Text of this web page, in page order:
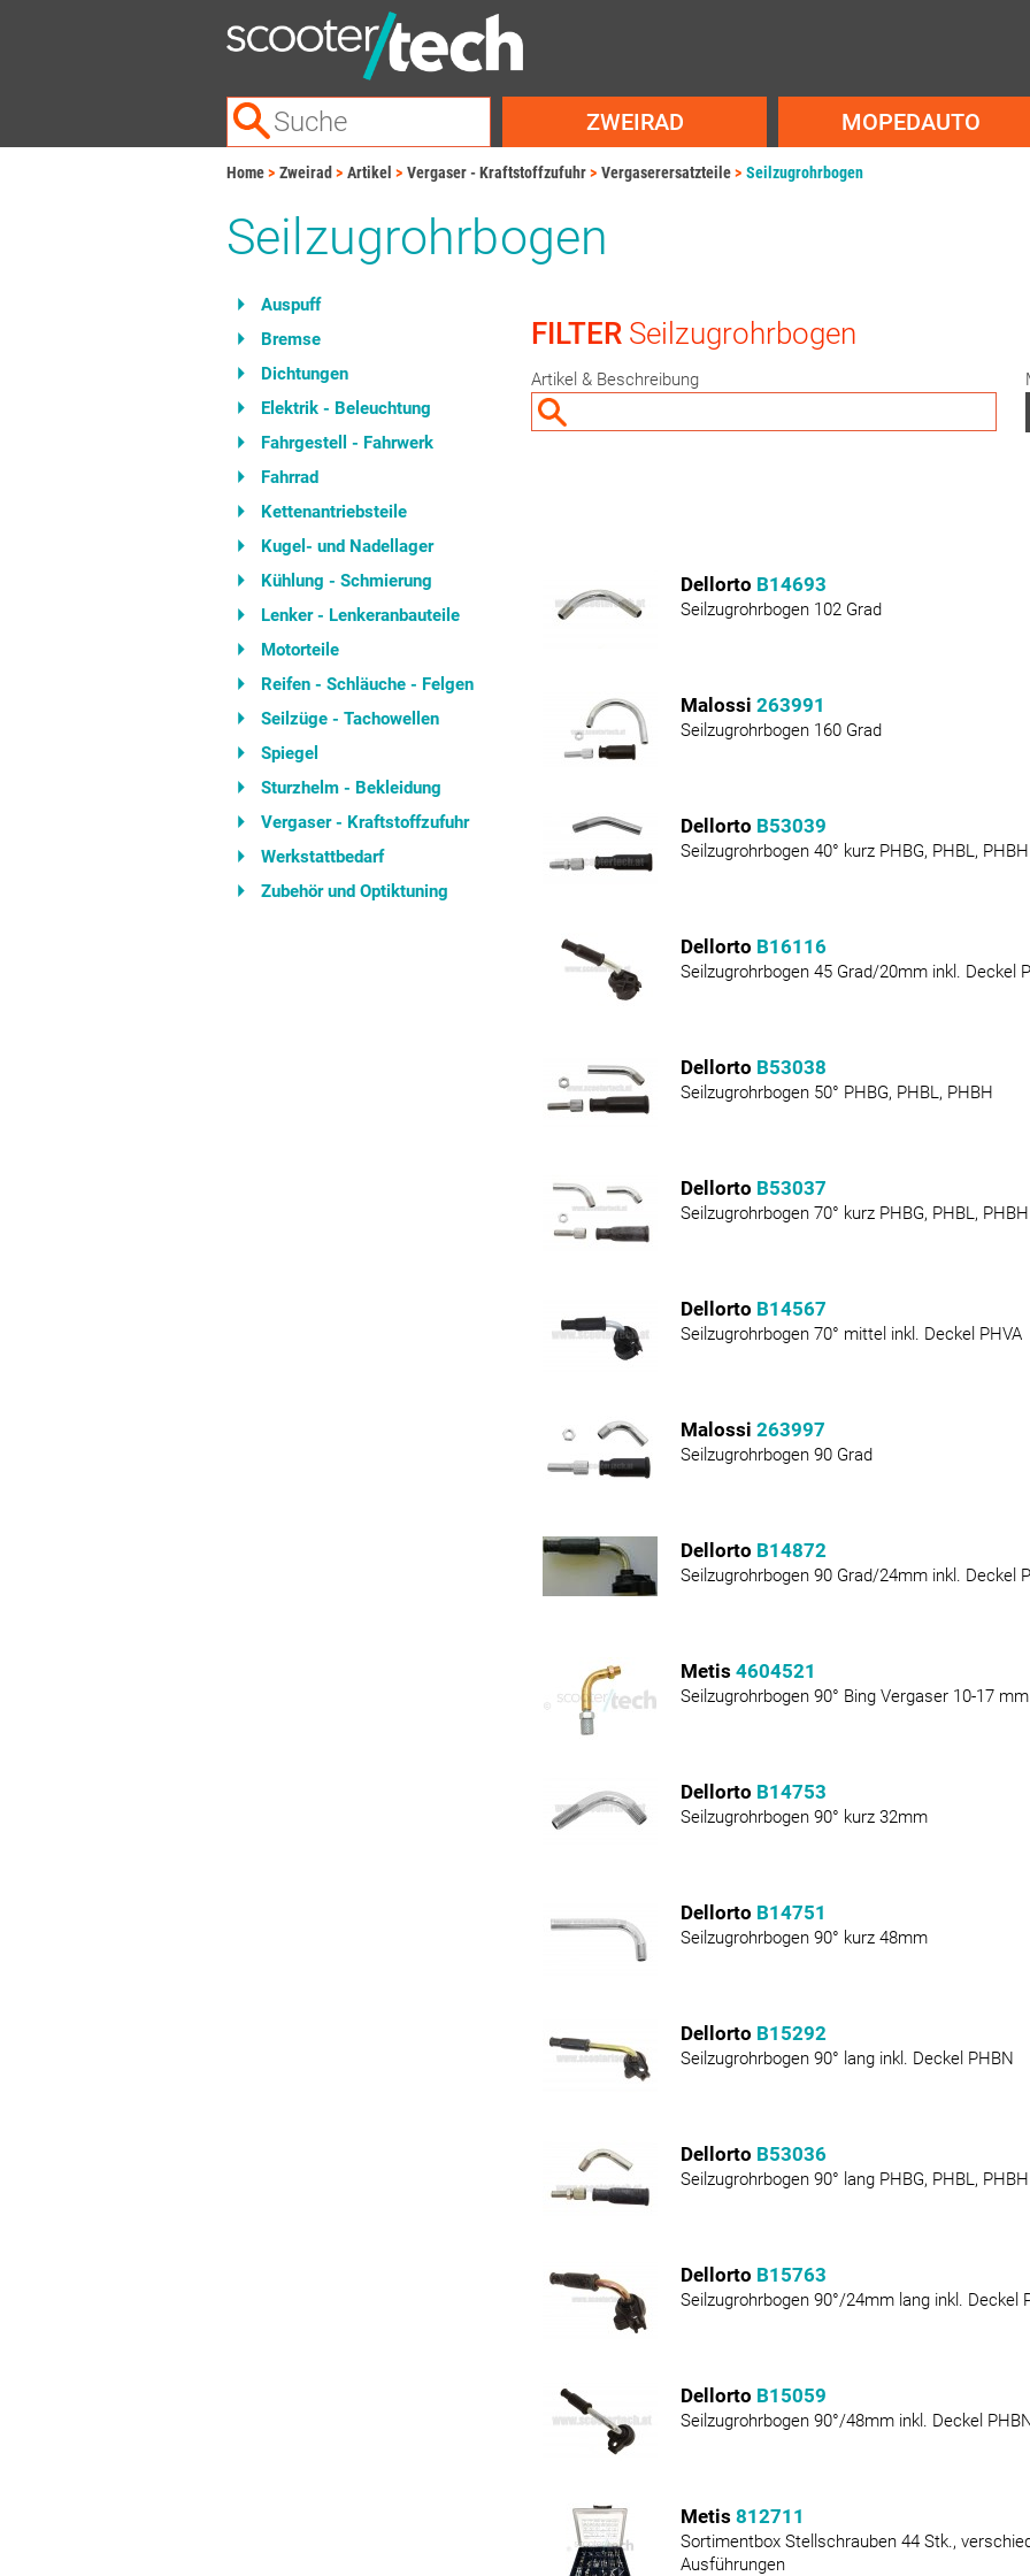
ZWEIRAD MOPEDAUTO
Home Zweirad Artikel Vergaser - Kraftstoffzufuhr Vergaserersatzteile Seilzugrohrbogen
Seilzugrohrbogen
Auspuff
Bremse
Dichtungen
Elektrik - Beleuchtung
Fahrgestell - Fahrwerk
Fahrrad
Kettenantriebsteile
Kugel- und Nadellager
Kühlung - Schmierung
Lenker - Lenkeranbauteile
Motorteile
Reifen - Schläuche - Felgen
Seilzüge - Tachowellen
Spiegel
Sturzhelm - Bekleidung
Vergaser - Kraftstoffzufuhr
Werkstattbedarf
Zubehör und Optiktuning
FILTER Seilzugrohrbogen
Artikel & Beschreibung
Dellorto B14693
Seilzugrohrbogen 102 Grad
Malossi 263991
Seilzugrohrbogen 160 Grad
Dellorto B53039
Seilzugrohrbogen 40° kurz PHBG, PHBL, PHBH
Dellorto B16116
Seilzugrohrbogen 45 Grad/20mm inkl. Deckel
Dellorto B53038
Seilzugrohrbogen 50° PHBG, PHBL, PHBH
Dellorto B53037
Seilzugrohrbogen 70° kurz PHBG, PHBL, PHBH
Dellorto B14567
Seilzugrohrbogen 70° mittel inkl. Deckel PHVA
Malossi 263997
Seilzugrohrbogen 90 Grad
Dellorto B14872
Seilzugrohrbogen 90 Grad/24mm inkl. Deckel
Metis 4604521
Seilzugrohrbogen 90° Bing Vergaser 10-17 mm
Dellorto B14753
Seilzugrohrbogen 90° kurz 32mm
Dellorto B14751
Seilzugrohrbogen 90° kurz 48mm
Dellorto B15292
Seilzugrohrbogen 90° lang inkl. Deckel PHBN
Dellorto B53036
Seilzugrohrbogen 90° lang PHBG, PHBL, PHBH
Dellorto B15763
Seilzugrohrbogen 90°/24mm lang inkl. Deckel
Dellorto B15059
Seilzugrohrbogen 90°/48mm inkl. Deckel
Metis 812711
Sortimentbox Stellschrauben 44 Stk.,
Ausführungen